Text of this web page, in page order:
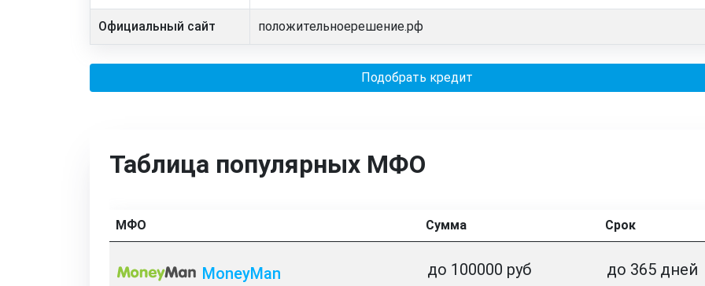
Официальный сайт положительноерешение.рф
Подобрать кредит
Таблица популярных МФО
МФО Сумма Срок
MoneyMan до 100000 руб до 365 дней